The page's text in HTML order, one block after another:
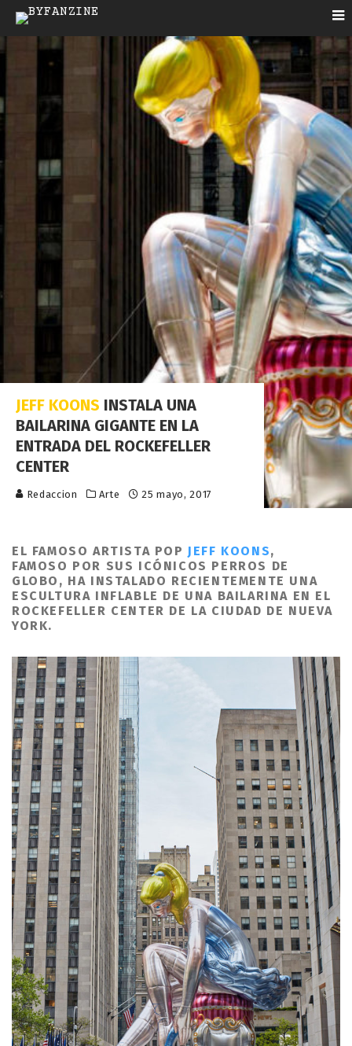
JEFF KOONS INSTALA UNA
BAILARINA GIGANTE EN LA
ENTRADA DEL ROCKEFELLER
CENTER
Redaccion Arte 25 mayo, 2017
EL FAMOSO ARTISTA POP JEFF KOONS,
FAMOSO POR SUS ICÓNICOS PERROS DE
GLOBO, HA INSTALADO RECIENTEMENTE UNA
ESCULTURA INFLABLE DE UNA BAILARINA EN EL
ROCKEFELLER CENTER DE LA CIUDAD DE NUEVA
YORK.